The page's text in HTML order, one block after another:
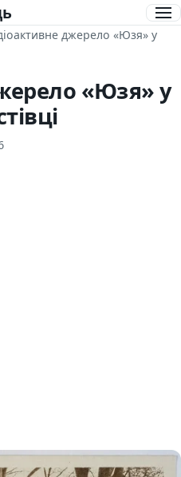
джерело «Юзя» у
«Юзя» у